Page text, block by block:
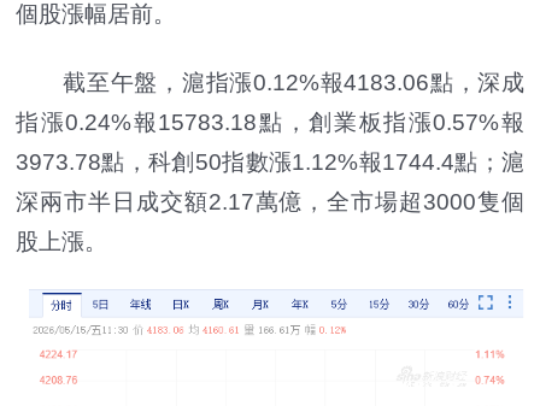
個股漲幅居前。
截至午盤，滬指漲0.12%報4183.06點，深成
指漲0.24%報15783.18點，創業板指漲0.57%報
3973.78點，科創50指數漲1.12%報1744.4點；滬
深兩市半日成交額2.17萬億，全市場超3000隻個
股上漲。